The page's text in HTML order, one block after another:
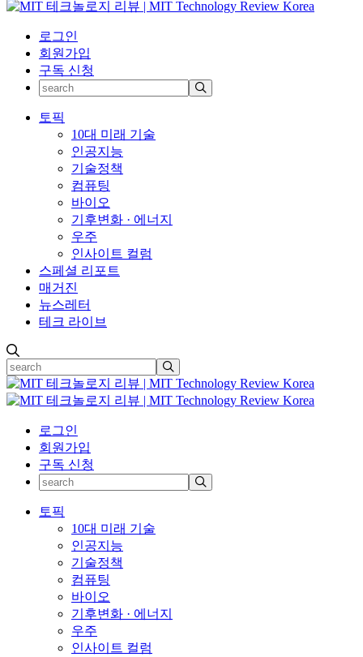
로그인
회원가입
구독 신청
토픽
10대 미래 기술
인공지능
기술정책
컴퓨팅
바이오
기후변화 · 에너지
우주
인사이트 컬럼
스페셜 리포트
매거진
뉴스레터
테크 라이브
로그인
회원가입
구독 신청
토픽
10대 미래 기술
인공지능
기술정책
컴퓨팅
바이오
기후변화 · 에너지
우주
인사이트 컬럼